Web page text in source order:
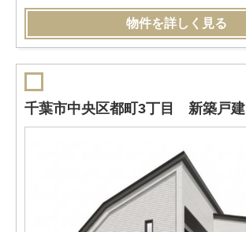
物件を詳しく見る
千葉市中央区都町3丁目 新築戸建